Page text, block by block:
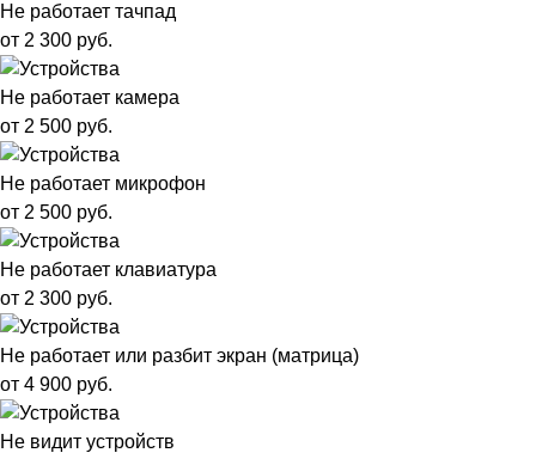
Не работает тачпад
от 2 300 руб.
Не работает камера
от 2 500 руб.
Не работает микрофон
от 2 500 руб.
Не работает клавиатура
от 2 300 руб.
Не работает или разбит экран (матрица)
от 4 900 руб.
Не видит устройств